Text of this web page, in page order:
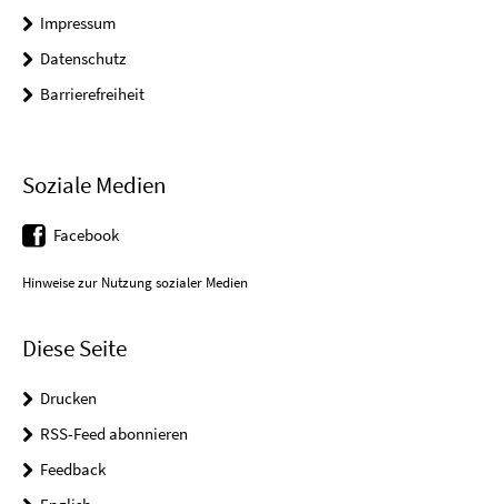
Impressum
Datenschutz
Barrierefreiheit
Soziale Medien
Facebook
Hinweise zur Nutzung sozialer Medien
Diese Seite
Drucken
RSS-Feed abonnieren
Feedback